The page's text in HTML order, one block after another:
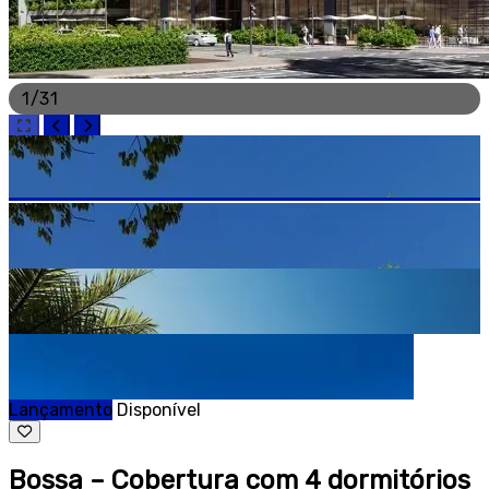
1/31
Lançamento Disponível
Bossa – Cobertura com 4 dormitórios